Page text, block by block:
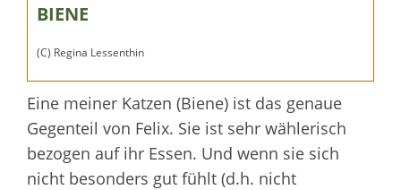
BIENE
(C) Regina Lessenthin
Eine meiner Katzen (Biene) ist das genaue
Gegenteil von Felix. Sie ist sehr wählerisch
bezogen auf ihr Essen. Und wenn sie sich
nicht besonders gut fühlt (d.h. nicht